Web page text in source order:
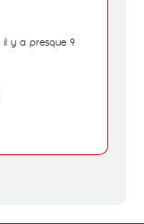
il y a presque 9